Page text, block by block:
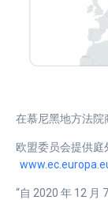
在慕尼黑地方法
欧盟委员会提供庭
“自 2020 年 12 月